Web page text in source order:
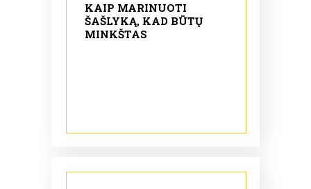
KAIP MARINUOTI
ŠAŠLYKĄ, KAD BŪTŲ
MINKŠTAS